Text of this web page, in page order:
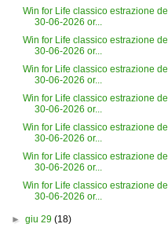
Win for Life classico estrazione del
30-06-2026 or...
Win for Life classico estrazione del
30-06-2026 or...
Win for Life classico estrazione del
30-06-2026 or...
Win for Life classico estrazione del
30-06-2026 or...
Win for Life classico estrazione del
30-06-2026 or...
Win for Life classico estrazione del
30-06-2026 or...
Win for Life classico estrazione del
30-06-2026 or...
► giu 29 (18)